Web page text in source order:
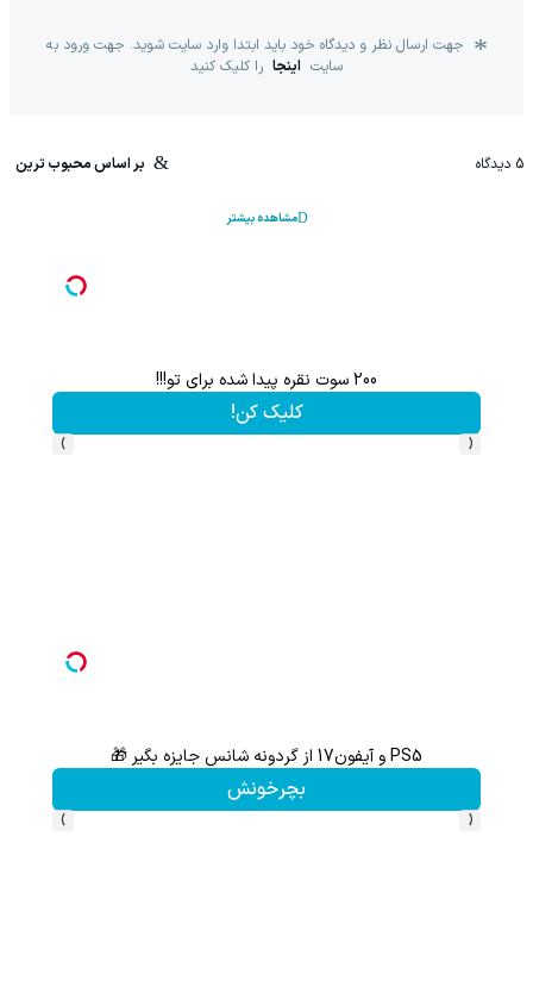
جهت ارسال نظر و دیدگاه خود باید ابتدا وارد سایت شوید. جهت ورود به
سایت اینجا را کلیک کنید
5 دیدگاه بر اساس محبوب ترین
مشاهده بیشتر
200 سوت نقره پیدا شده برای تو!!!
کلیک کن!
‹
›
PS5 و آیفون17 از گردونه شانس جایزه بگیر 🎁
بچرخونش
‹
›